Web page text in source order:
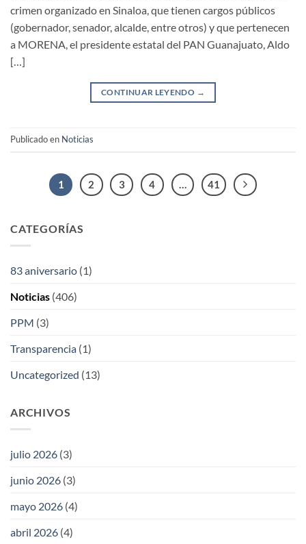
crimen organizado en Sinaloa, que tienen cargos públicos
(gobernador, senador, alcalde, entre otros) y que pertenecen
a MORENA, el presidente estatal del PAN Guanajuato, Aldo
[…]
CONTINUAR LEYENDO →
Publicado en Noticias
1 2 3 4 … 41
CATEGORÍAS
83 aniversario (1)
Noticias (406)
PPM (3)
Transparencia (1)
Uncategorized (13)
ARCHIVOS
julio 2026 (3)
junio 2026 (3)
mayo 2026 (4)
abril 2026 (4)